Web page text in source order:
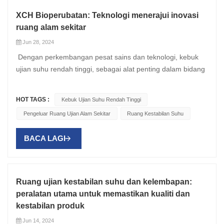
XCH Bioperubatan: Teknologi menerajui inovasi
ruang alam sekitar
Jun 28, 2024
Dengan perkembangan pesat sains dan teknologi, kebuk
ujian suhu rendah tinggi, sebagai alat penting dalam bidang
terkemuka China, XCH Biomedical sentiasa komited untuk
menyepadukan teknologi terkini ke dalam reka bentuk dan
pembangunan produk, menerajui inovasi ruang alam
sekitar. 1. Teknologi penderiaan lanjutan Pengeluar ruang
memantau dan mengawal pelbagai parameter persekitaran
eksperimen, termasuk suhu, kelembapan, tekanan udara,
dll. melalui penderia yang tepat untuk memastikan
HOT TAGS : Kebuk Ujian Suhu Rendah Tinggi
Pengeluar Ruang Ujian Alam Sekitar Ruang Kestabilan Suhu
BACA LAGI
Ruang ujian kestabilan suhu dan kelembapan:
peralatan utama untuk memastikan kualiti dan
kestabilan produk
Jun 14, 2024